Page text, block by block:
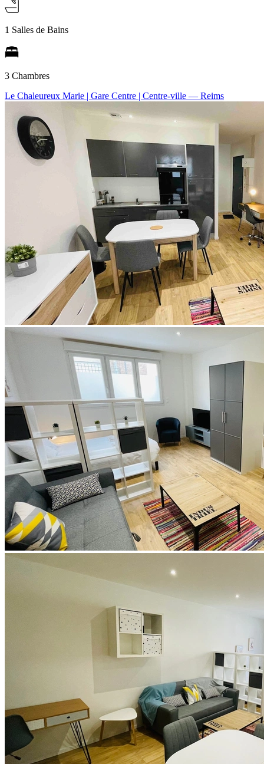
1 Salles de Bains
3 Chambres
Le Chaleureux Marie | Gare Centre | Centre-ville — Reims